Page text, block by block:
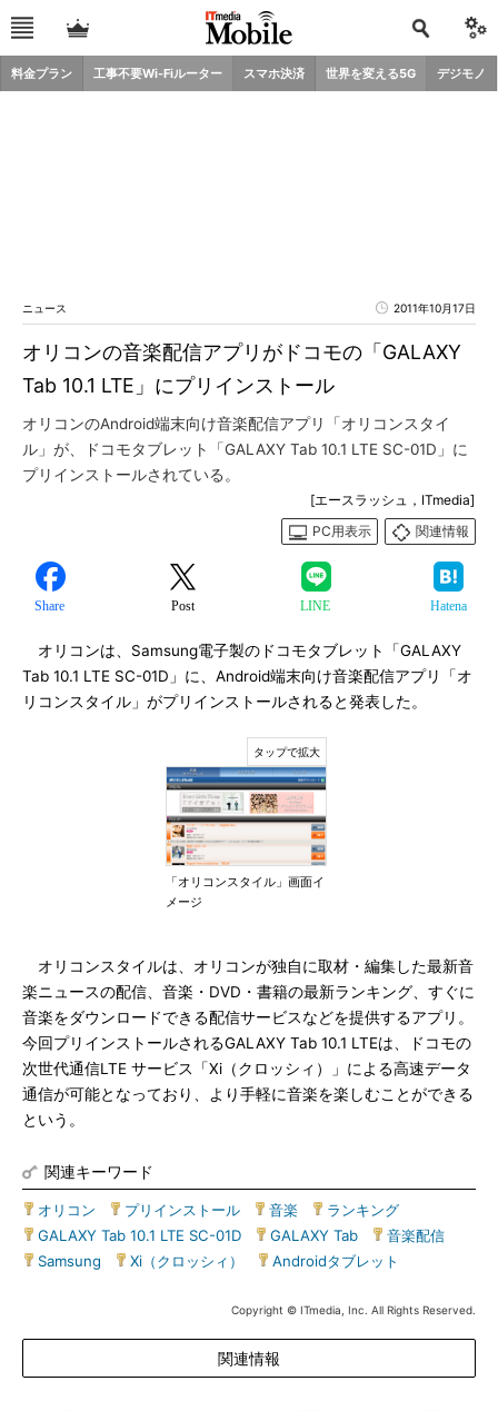
料金プラン 工事不要Wi-Fiルーター スマホ決済 世界を変える5G デジモノ
ニュース 2011年10月17日
オリコンの音楽配信アプリがドコモの「GALAXY
Tab 10.1 LTE」にプリインストール
オリコンのAndroid端末向け音楽配信アプリ「オリコンスタイ
ル」が、ドコモタブレット「GALAXY Tab 10.1 LTE SC-01D」に
プリインストールされている。
[エースラッシュ，ITmedia]
PC用表示
関連情報
Share Post LINE Hatena
オリコンは、Samsung電子製のドコモタブレット「GALAXY
Tab 10.1 LTE SC-01D」に、Android端末向け音楽配信アプリ「オ
リコンスタイル」がプリインストールされると発表した。
「オリコンスタイル」画面イ
メージ
オリコンスタイルは、オリコンが独自に取材・編集した最新音
楽ニュースの配信、音楽・DVD・書籍の最新ランキング、すぐに
音楽をダウンロードできる配信サービスなどを提供するアプリ。
今回プリインストールされるGALAXY Tab 10.1 LTEは、ドコモの
次世代通信LTE サービス「Xi（クロッシィ）」による高速データ
通信が可能となっており、より手軽に音楽を楽しむことができる
という。
関連キーワード
オリコン プリインストール 音楽 ランキング
GALAXY Tab 10.1 LTE SC-01D
GALAXY Tab 音楽配信
Samsung
Xi（クロッシィ） Androidタブレット
Copyright © ITmedia, Inc. All Rights Reserved.
関連情報